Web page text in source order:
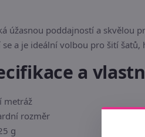
úžasnou poddajností a skvělou
a je ideální volbou pro šití šatů,
a
metráž
rozměr
g